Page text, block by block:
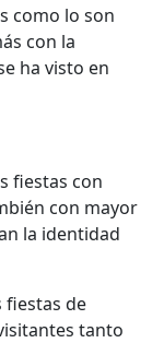
como lo son
con la
ha visto en
fiestas con
con mayor
la identidad
fiestas de
tanto